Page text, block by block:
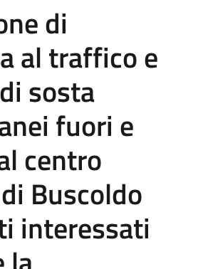
di
al traffico e
sosta
fuori e
centro
Buscoldo
interessati